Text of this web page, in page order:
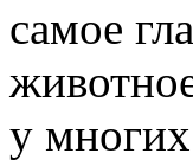
самое
у